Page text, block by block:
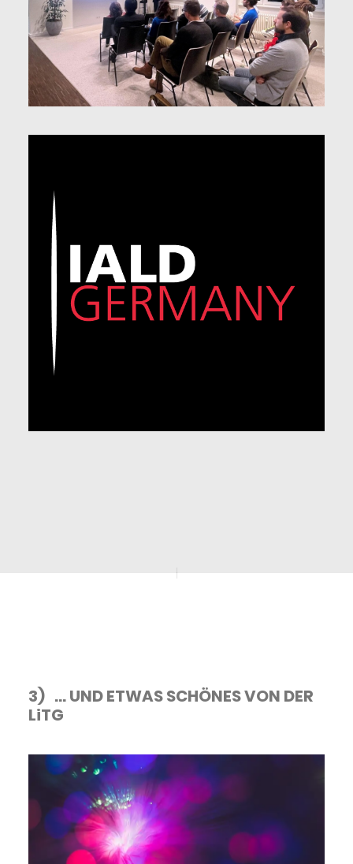
3) ... UND ETWAS SCHÖNES VON DER
LiTG